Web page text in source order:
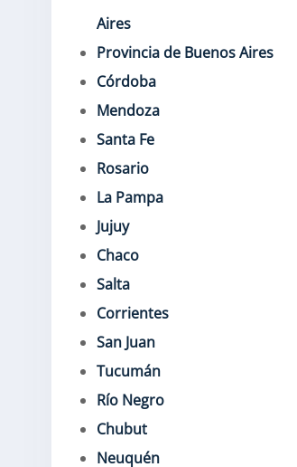
Aires
Provincia de Buenos Aires
Córdoba
Mendoza
Santa Fe
Rosario
La Pampa
Jujuy
Chaco
Salta
Corrientes
San Juan
Tucumán
Río Negro
Chubut
Neuquén